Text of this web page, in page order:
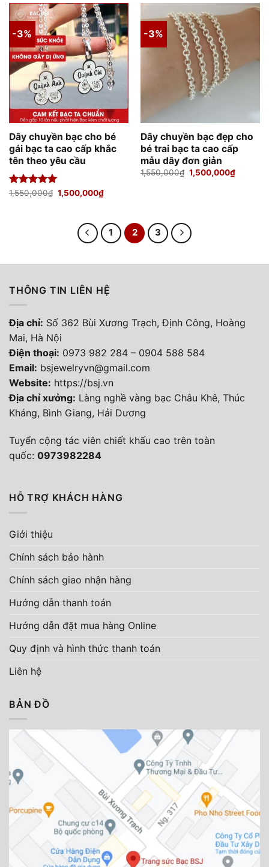
4,950,000₫.
-3%
Dây chuyền bạc cho bé
gái bạc ta cao cấp khắc
tên theo yêu cầu
Được xếp
1,550,000₫ Giá
gốc
1,500,000₫Giá
hiện
1,500,000₫.
-3%
Dây chuyền bạc đẹp cho
bé trai bạc ta cao cấp
mẫu dây đơn giản
1,550,000₫ Giá
gốc
1,500,000₫Giá
hiện
1 2 3
THÔNG TIN LIÊN HỆ
Địa chỉ: Số 362 Bùi Xương Trạch, Định Công, Hoàng
Mai, Hà Nội
Điện thoại: 0973 982 284 – 0904 588 584
Email: bsjewelryvn@gmail.com
Website: https://bsj.vn
Địa chỉ xưởng: Làng nghề vàng bạc Châu Khê, Thúc
Kháng, Bình Giang, Hải Dương
Tuyển cộng tác viên chiết khấu cao trên toàn
quốc: 0973982284
HỖ TRỢ KHÁCH HÀNG
Giới thiệu
Chính sách bảo hành
Chính sách giao nhận hàng
Hướng dẫn thanh toán
Hướng dẫn đặt mua hàng Online
Quy định và hình thức thanh toán
Liên hệ
BẢN ĐỒ